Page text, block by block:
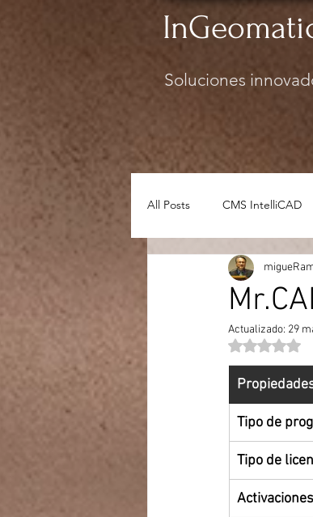
Soluciones
All Posts CMS IntelliCAD
Seguridad
Actualizado: 29
Obtuvo
Tipo de
Tipo de
Activaciones